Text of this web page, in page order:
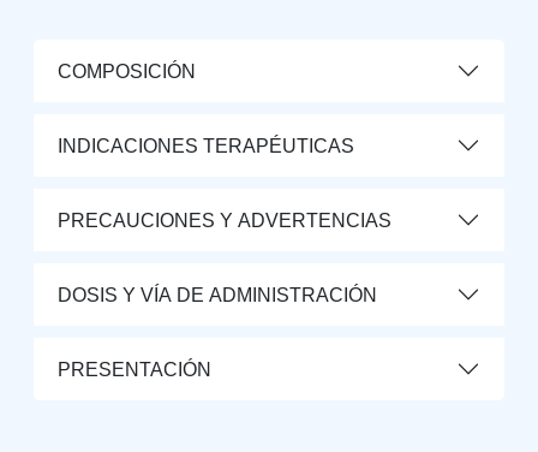
COMPOSICIÓN
INDICACIONES TERAPÉUTICAS
PRECAUCIONES Y ADVERTENCIAS
DOSIS Y VÍA DE ADMINISTRACIÓN
PRESENTACIÓN